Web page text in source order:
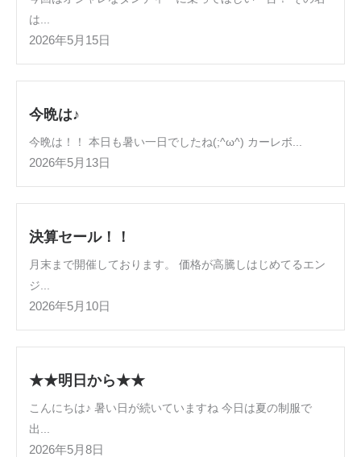
は...
2026年5月15日
今晩は♪
今晩は！！ 本日も暑い一日でしたね(;^ω^) カーレボ...
2026年5月13日
決算セール！！
月末まで開催しております。 価格が高騰しはじめてるエン
ジ...
2026年5月10日
★★明日から★★
こんにちは♪ 暑い日が続いていますね 今日は夏の制服で
出...
2026年5月8日